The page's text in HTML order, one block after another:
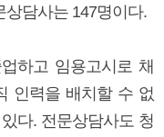
상담사는 147명이다.
하고 임용고시로 채
인력을 배치할 수 없
다. 전문상담사도 청